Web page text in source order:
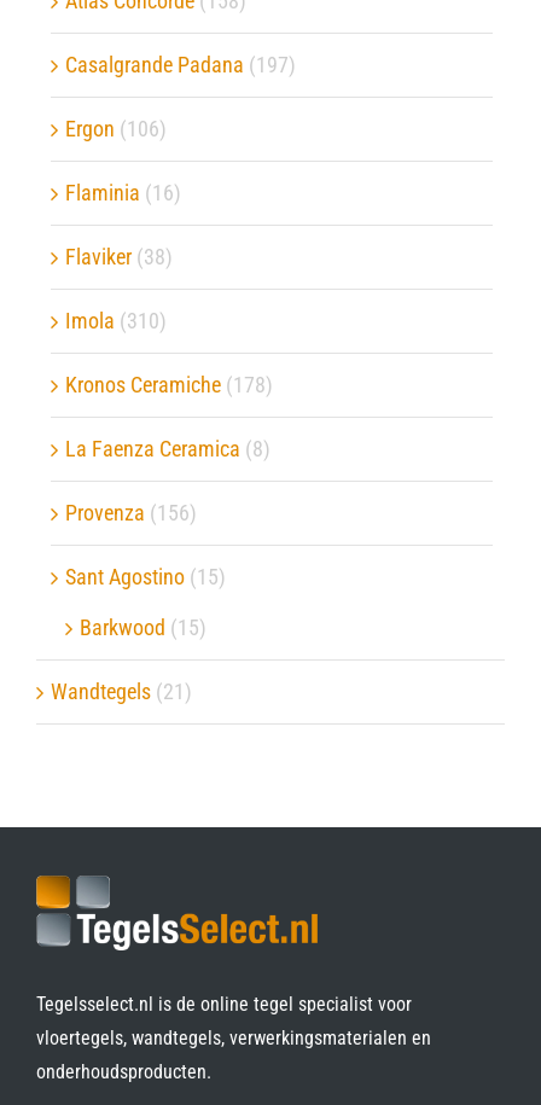
Casalgrande Padana (197)
Ergon (106)
Flaminia (16)
Flaviker (38)
Imola (310)
Kronos Ceramiche (178)
La Faenza Ceramica (8)
Provenza (156)
Sant Agostino (15)
Barkwood (15)
Wandtegels (21)
Tegelsselect.nl is de online tegel specialist voor
vloertegels, wandtegels, verwerkingsmaterialen en
onderhoudsproducten.